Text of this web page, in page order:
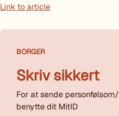
Link to article
BORGER
Skriv sikkert
For at sende
benytte dit MitID